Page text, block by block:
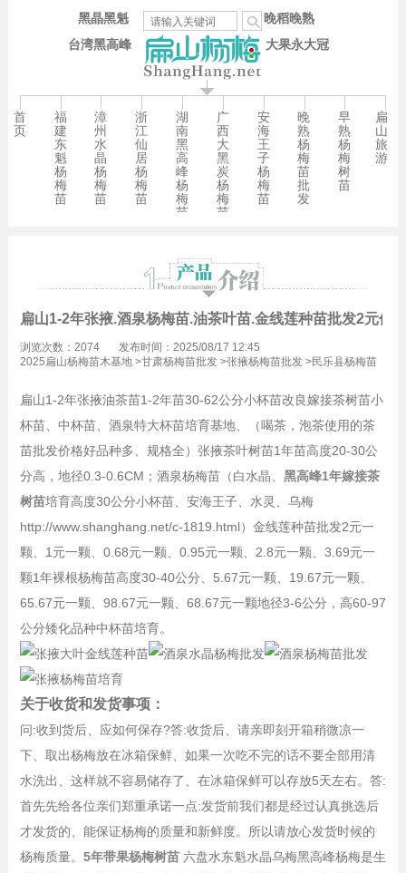
台湾黑高峰
晚稻晚熟
大果永大冠
黑晶黑魁
首
页
福
建
东
魁
杨
梅
苗
漳
州
水
晶
杨
梅
苗
浙
江
仙
居
杨
梅
苗
湖
南
黑
高
峰
杨
梅
苗
广
西
大
黑
炭
杨
梅
苗
安
海
王
子
杨
梅
苗
晚
熟
杨
梅
苗
批
发
早
熟
杨
梅
树
苗
扁
山
旅
游
扁山1-2年张掖.酒泉杨梅苗.油茶叶苗.金线莲种苗批发2元价
浏览次数：2074
发布时间：2025/08/17 12:45
2025扁山杨梅苗木基地>甘肃杨梅苗批发>张掖杨梅苗批发>民乐县杨梅苗
扁山1-2年张掖油茶苗1-2年苗30-62公分小杯苗改良嫁接茶树苗小
杯苗、中杯苗、酒泉特大杯苗培育基地、（喝茶，泡茶使用的茶
苗批发价格好品种多、规格全）张掖茶叶树苗1年苗高度20-30公
分高，地径0.3-0.6CM；酒泉杨梅苗（白水晶、 黑高峰1年嫁接茶
树苗培育高度30公分小杯苗、安海王子、水灵、乌梅
http://www.shanghang.net/c-1819.html）金线莲种苗批发2元一
颗、1元一颗、0.68元一颗、0.95元一颗、2.8元一颗、3.69元一
颗1年裸根杨梅苗高度30-40公分、5.67元一颗、19.67元一颗、
65.67元一颗、98.67元一颗、68.67元一颗地径3-6公分，高60-97
公分矮化品种中杯苗培育。
关于收货和发货事项：
问:收到货后、应如何保存?答:收货后、请亲即刻开箱稍微凉一
下、取出杨梅放在冰箱保鲜、如果一次吃不完的话不要全部用清
水洗出、这样就不容易储存了、在冰箱保鲜可以存放5天左右。答:
首先先给各位亲们郑重承诺一点:发货前我们都是经过认真挑选后
才发货的、能保证杨梅的质量和新鲜度。所以请放心发货时候的
杨梅质量。 5年带果杨梅树苗 六盘水东魁水晶乌梅黑高峰杨梅是生